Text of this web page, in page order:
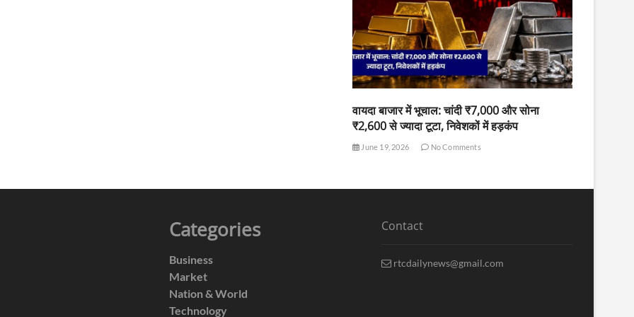
वायदा बाजार में भूचाल: चांदी ₹7,000 और सोना
₹2,600 से ज्यादा टूटा, निवेशकों में हड़कंप
June 19, 2026 No Comments
Categories
Business
Market
Nation & World
Technology
Contact
rtcdailynews@gmail.com